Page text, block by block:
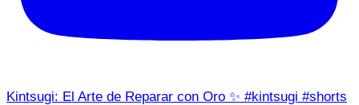
Kintsugi: El Arte de Reparar con Oro ✨ #kintsugi #shorts